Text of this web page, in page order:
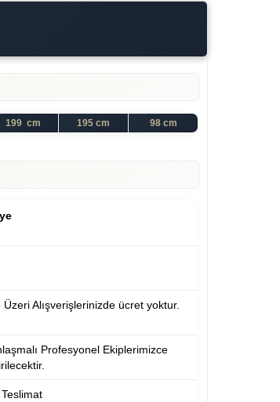
199 cm 195 cm 98 cm
Alışverişlerinizde ücret yoktur.
Profesyonel Ekiplerimizce